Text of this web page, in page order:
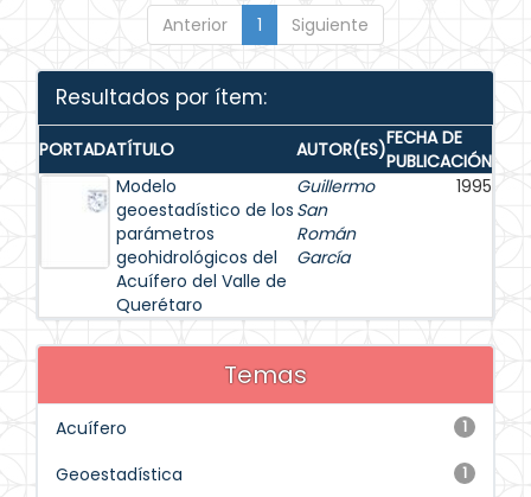
Anterior 1 Siguiente
Resultados por ítem:
PORTADATÍTULO AUTOR(ES)FECHA DE
PUBLICACIÓN
Modelo
geoestadístico de los
parámetros
geohidrológicos del
Acuífero del Valle de
Querétaro
Guillermo
San
Román
García
1995
Temas
1
Acuífero
1
Geoestadística